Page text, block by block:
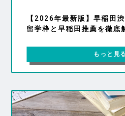
【2026年最新版】早稲田
留学枠と早稲田推薦を徹底
もっと見る